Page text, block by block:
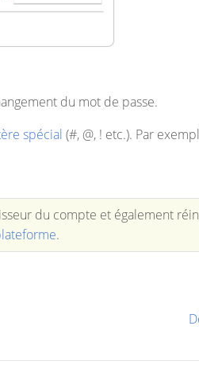
du mot de passe.
spécial (#, @, ! etc.). Par
du compte et également
.